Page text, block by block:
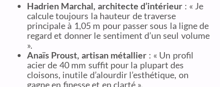
Hadrien Marchal, architecte d’intérieur : « Je
calcule toujours la hauteur de traverse
principale à 1,05 m pour passer sous la ligne de
regard et donner le sentiment d’un seul volume
».
Anaïs Proust, artisan métallier : « Un profil
acier de 40 mm suffit pour la plupart des
cloisons, inutile d’alourdir l’esthétique, on
gagne en finesse et en clarté ».